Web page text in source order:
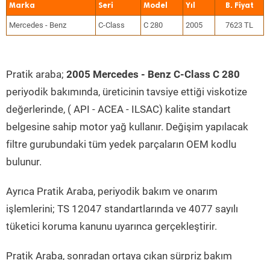
Marka Seri Model Yıl
Mercedes - Benz C-Class C 280 2005 7623 TL
Pratik araba; 2005 Mercedes - Benz C-Class C 280
periyodik bakımında, üreticinin tavsiye ettiği viskotize
değerlerinde, ( API - ACEA - ILSAC) kalite standart
belgesine sahip motor yağ kullanır. Değişim yapılacak
filtre gurubundaki tüm yedek parçaların OEM kodlu
bulunur.
Ayrıca Pratik Araba, periyodik bakım ve onarım
işlemlerini; TS 12047 standartlarında ve 4077 sayılı
tüketici koruma kanunu uyarınca gerçekleştirir.
Pratik Araba, sonradan ortaya çıkan sürpriz bakım